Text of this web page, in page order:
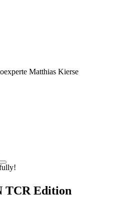
Matthias Kierse
Search
TCR Edition